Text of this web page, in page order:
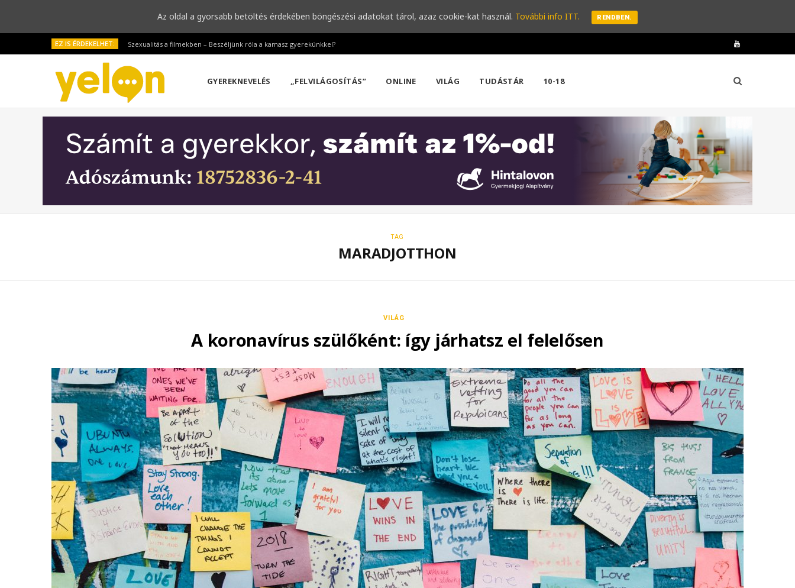
EZ IS ÉRDEKELHET: Szexualitás a filmekben – Beszéljünk róla a kamasz gyerekünkkel? Y
u
T
b
e
GYEREKNEVELÉS „FELVILÁGOSÍTÁS” ONLINE VILÁG TUDÁSTÁR 10-18
TAG
MARADJOTTHON
VILÁG
A koronavírus szülőként: így járhatsz el felelősen
Az oldal a gyorsabb betöltés érdekében böngészési adatokat tárol, azaz cookie-kat használ. További info ITT. RENDBEN.